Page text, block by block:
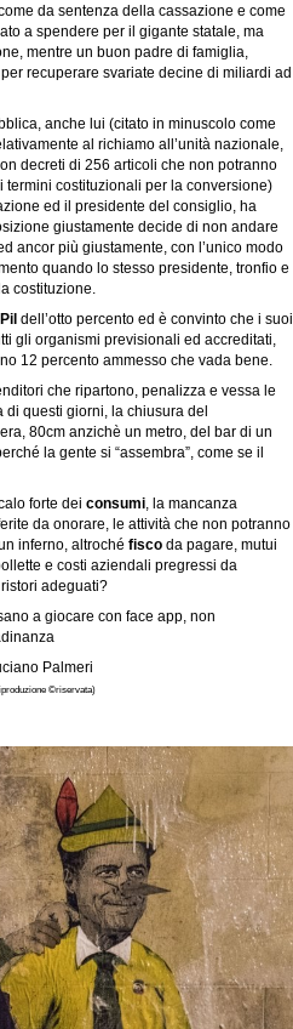
da sentenza della cassazione e come
a spendere per il gigante statale, ma
mentre un buon padre di famiglia,
per recuperare svariate decine di miliardi ad
anche lui (citato in minuscolo come
al richiamo all’unità nazionale,
decreti di 256 articoli che non potranno
termini costituzionali per la conversione)
ed il presidente del consiglio, ha
giustamente decide di non andare
ancor più giustamente, con l’unico modo
quando lo stesso presidente, tronfio e
costituzione.
Pil dell’otto percento ed è convinto che i suoi
gli organismi previsionali ed accreditati,
12 percento ammesso che vada bene.
che ripartono, penalizza e vessa le
questi giorni, la chiusura del
80cm anzichè un metro, del bar di un
la gente si “assembra”, come se il
forte dei consumi, la mancanza
da onorare, le attività che non potranno
inferno, altroché fisco da pagare, mutui
e costi aziendali pregressi da
adeguati?
a giocare con face app, non
©riservata)